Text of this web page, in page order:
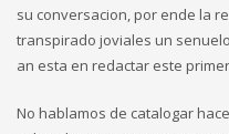
su conversacion, por ende la
transpirado joviales un
an esta en redactar este
No hablamos de catalogar